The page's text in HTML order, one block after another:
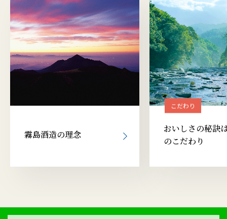
霧島酒造の理念
こだわり
おいしさの秘訣
のこだわり